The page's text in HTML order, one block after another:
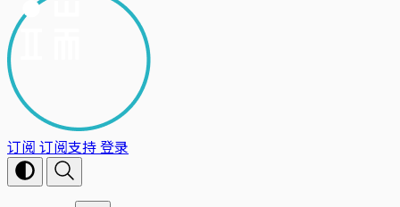
订阅 订阅支持登录